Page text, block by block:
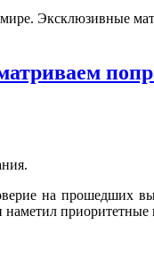
Эксклюзивные
на прошедших
наметил